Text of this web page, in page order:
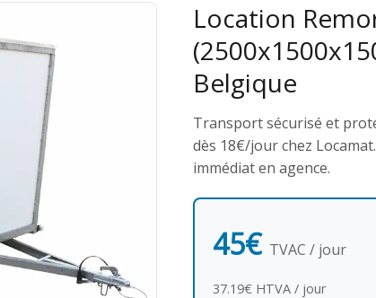
Location
Belgique
Transport sécurisé et
dès 18€/jour chez
immédiat en agence.
45€ TVAC / jour
37.19€ HTVA / jour